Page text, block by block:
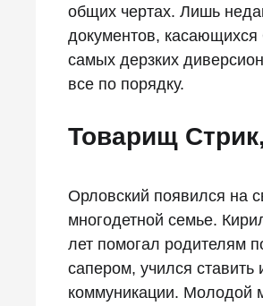
общих чертах. Лишь
документов, касающихся
самых дерзких
все по порядку.
Товарищ
Орловский появился на
многодетной семье.
лет помогал родителям
сапером, учился
коммуникации. Молодой